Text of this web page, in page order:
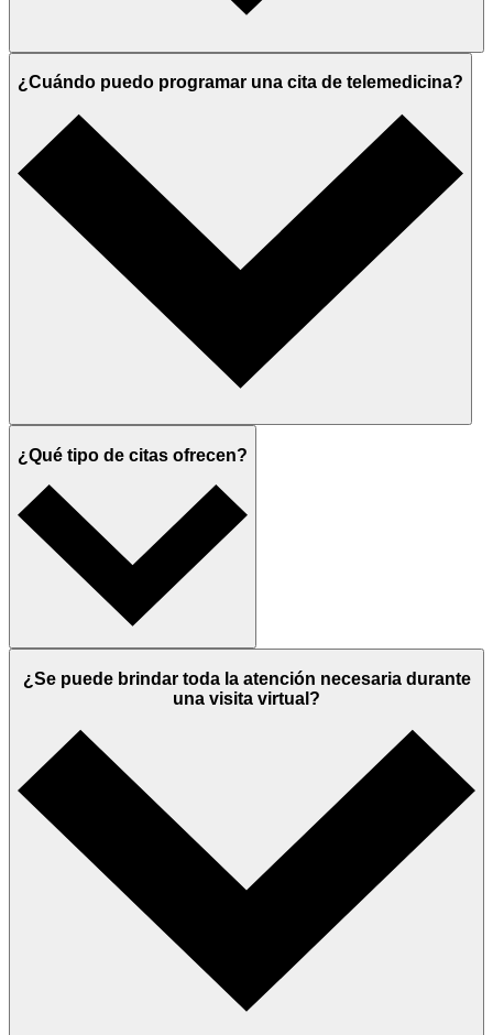
¿Cuándo puedo programar una cita de telemedicina?
¿Qué tipo de citas ofrecen?
¿Se puede brindar toda la atención necesaria durante
una visita virtual?